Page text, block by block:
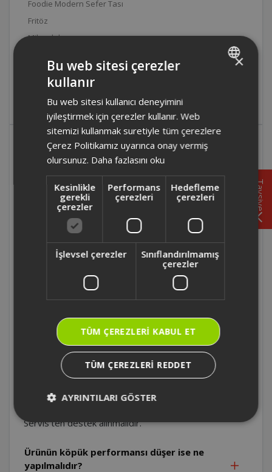
Foodie Modern Sefer Tası
Fritöz
Mikrodalga
Mini/Midi Fırın
Tost Makinesi
Waffle Makinesi
OKKA Grandio Bold Hakkında
Sıkça Sorulan Sorular
Cezveler nasıl temizlenir?
Kahve fincanı tam olarak dolmuyor ise ne
yapılmalıdır?
Cezve yuvasında olmasına rağmen ürünün
cezve yok ışığı sürekli yanıyor ise ne
Su haznesi dolu olmasına rağmen ürünün su
yok ışığı sürekli yanıyor ise ne yapılmalıdır?
Su haznesini yuvasından çıkartılır. Su haznesinin dışını
ve su haznesinin yuvasını kuru bir bezle silerek tekrar
Servis'ten destek alınmalıdır.
Ürünün köpük performansı düşer ise ne
yapılmalıdır?
Tavsiye
×
Bu web sitesi çerezler
kullanır
Bu web sitesi kullanıcı deneyimini
iyileştirmek için çerezler kullanır. Web
sitemizi kullanmak suretiyle tüm çerezlere
Çerez Politikamız uyarınca onay vermiş
olursunuz. Daha fazlasını oku
Kesinlikle
gerekli
çerezler
Performans
çerezleri
Hedefleme
çerezleri
İşlevsel çerezler
Sınıflandırılmamış
çerezler
TÜM ÇEREZLERI KABUL ET
TÜM ÇEREZLERI REDDET
AYRINTILARI GÖSTER